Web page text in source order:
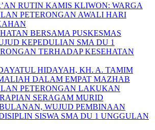
RUTIN KAMIS KLIWON: WARGA
PETERONGAN AWALI HARI
BERSAMA PUSKESMAS
KEPEDULIAN SMA DU 1
TERHADAP KESEHATAN
HIDAYAH, KH. A. TAMIM
DALAM EMPAT MAZHAB
PETERONGAN LAKUKAN
SERAGAM MURID
WUJUD PEMBINAAN
SISWA SMA DU 1 UNGGULAN